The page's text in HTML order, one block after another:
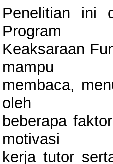
Penelitian ini
Program
Keaksaraan
mampu
membaca,
oleh
beberapa
motivasi
kerja tutor